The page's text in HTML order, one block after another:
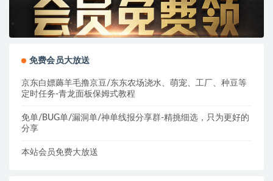
免费会员大放送
京东白嫖薅羊毛撸京豆/东东农场浇水、萌宠、工厂、种豆等
定时任务-青龙面板保姆式教程
免单/BUG单/漏洞单/神单线报分享群-精挑细选，只为更好的
分享
本站会员免费大放送